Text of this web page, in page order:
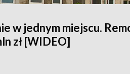
w jednym miejscu.
zł [WIDEO]